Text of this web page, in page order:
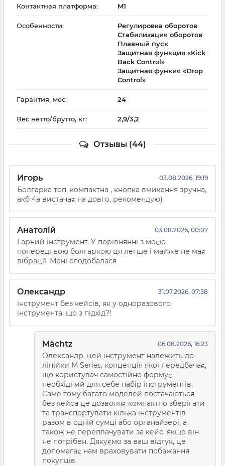
Контактная платформа: M1
Особенности:
Регулировка оборотов
Стабилизация оборотов
Плавный пуск
Защитная функция «Kick
Back Control»
Защитная функия «Drop
Control»
Гарантия, мес: 24
Вес нетто/брутто, кг: 2,9/3,2
Отзывы (44)
Игорь 03.08.2026, 19:19
Болгарка топ, компактна , кнопка вмикання зручна,
акб 4а вистачає на довго, рекомендую)
Анатолій 03.08.2026, 00:07
Гарний інструмент. У порівнянні з моєю
попередньою болгаркою ця легше і майже не має
вібрації. Мені сподобалася
Олександр 31.07.2026, 07:58
інструмент без кейсів, як у одноразового
інструмента, що з підхід?!
Mächtz 06.08.2026, 16:23
Олександр, цей інструмент належить до
лінійки M Series, концепція якої передбачає,
що користувач самостійно формує
необхідний для себе набір інструментів.
Саме тому багато моделей постачаються
без кейса це дозволяє компактно зберігати
та транспортувати кілька інструментів
разом в одній сумці або органайзері, а
також не переплачувати за кейс, якщо він
не потрібен. Дякуємо за ваш відгук, це
допомагає нам враховувати побажання
покупців.